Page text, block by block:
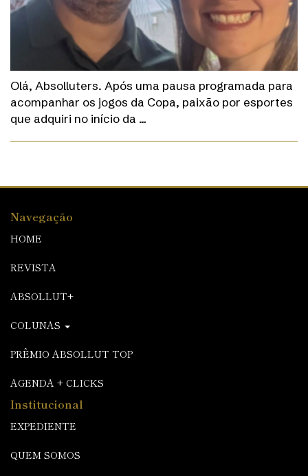
Olá, Absolluters. Após uma pausa programada para
acompanhar os jogos da Copa, paixão por esportes
que adquiri no início da …
Navegação
HOME
REVISTA
ABSOLLUT+
COLUNAS
PRÊMIO ABSOLLUT TOP
AGENDA + CLICKS
Institucional
EXPEDIENTE
QUEM SOMOS